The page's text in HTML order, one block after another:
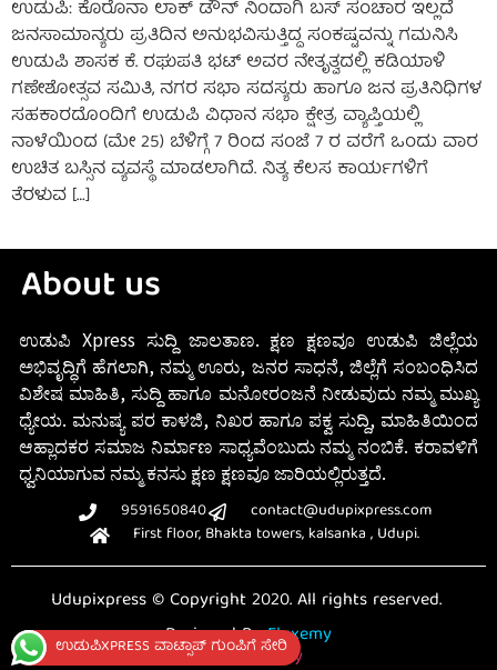
ಉಡುಪಿ: ಕೊರೊನಾ ಲಾಕ್ ಡೌನ್ ನಿಂದಾಗಿ ಬಸ್ ಸಂಚಾರ ಇಲ್ಲದೆ
ಜನಸಾಮಾನ್ಯರು ಪ್ರತಿದಿನ ಅನುಭವಿಸುತ್ತಿದ್ದ ಸಂಕಷ್ಟವನ್ನು ಗಮನಿಸಿ
ಉಡುಪಿ ಶಾಸಕ ಕೆ. ರಘುಪತಿ ಭಟ್ ಅವರ ನೇತೃತ್ವದಲ್ಲಿ ಕಡಿಯಾಳಿ
ಗಣೇಶೋತ್ಸವ ಸಮಿತಿ, ನಗರ ಸಭಾ ಸದಸ್ಯರು ಹಾಗೂ ಜನ ಪ್ರತಿನಿಧಿಗಳ
ಸಹಕಾರದೊಂದಿಗೆ ಉಡುಪಿ ವಿಧಾನ ಸಭಾ ಕ್ಷೇತ್ರ ವ್ಯಾಪ್ತಿಯಲ್ಲಿ
ನಾಳೆಯಿಂದ (ಮೇ 25) ಬೆಳಿಗ್ಗೆ 7 ರಿಂದ ಸಂಜೆ 7 ರ ವರೆಗೆ ಒಂದು ವಾರ
ಉಚಿತ ಬಸ್ಸಿನ ವ್ಯವಸ್ಥೆ ಮಾಡಲಾಗಿದೆ. ನಿತ್ಯ ಕೆಲಸ ಕಾರ್ಯಗಳಿಗೆ
ತೆರಳುವ […]
ಉಡುಪಿXPRESS ವಾಟ್ಸಾಪ್ ಗುಂಪಿಗೆ ಸೇರಿ
About us
ಉಡುಪಿ Xpress ಸುದ್ದಿ ಜಾಲತಾಣ. ಕ್ಷಣ ಕ್ಷಣವೂ ಉಡುಪಿ ಜಿಲ್ಲೆಯ
ಅಭಿವೃದ್ಧಿಗೆ ಹೆಗಲಾಗಿ, ನಮ್ಮ ಊರು, ಜನರ ಸಾಧನೆ, ಜಿಲ್ಲೆಗೆ ಸಂಬಂಧಿಸಿದ
ವಿಶೇಷ ಮಾಹಿತಿ, ಸುದ್ದಿ ಹಾಗೂ ಮನೋರಂಜನೆ ನೀಡುವುದು ನಮ್ಮ ಮುಖ್ಯ
ಧ್ಯೇಯ. ಮನುಷ್ಯ ಪರ ಕಾಳಜಿ, ನಿಖರ ಹಾಗೂ ಪಕ್ವ ಸುದ್ದಿ, ಮಾಹಿತಿಯಿಂದ
ಆಹ್ಲಾದಕರ ಸಮಾಜ ನಿರ್ಮಾಣ ಸಾಧ್ಯವೆಂಬುದು ನಮ್ಮ ನಂಬಿಕೆ. ಕರಾವಳಿಗೆ
ಧ್ವನಿಯಾಗುವ ನಮ್ಮ ಕನಸು ಕ್ಷಣ ಕ್ಷಣವೂ ಜಾರಿಯಲ್ಲಿರುತ್ತದೆ.
9591650840
contact@udupixpress.com
First floor, Bhakta towers, kalsanka , Udupi.
Udupixpress © Copyright 2020. All rights reserved.
Designed ByFluxemy
Privacy Policy